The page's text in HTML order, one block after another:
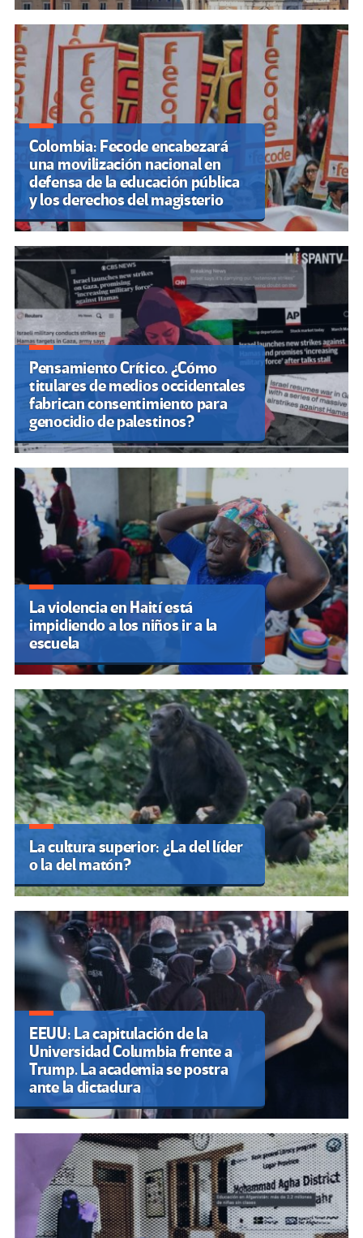
Colombia: Fecode encabezará
una movilización nacional en
defensa de la educación pública
y los derechos del magisterio
Pensamiento Crítico. ¿Cómo
titulares de medios occidentales
fabrican consentimiento para
genocidio de palestinos?
La violencia en Haití está
impidiendo a los niños ir a la
escuela
La cultura superior: ¿La del líder
o la del matón?
EEUU: La capitulación de la
Universidad Columbia frente a
Trump. La academia se postra
ante la dictadura